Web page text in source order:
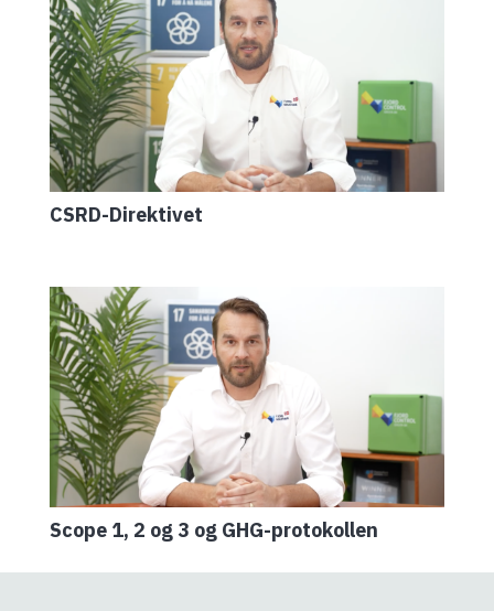
CSRD-Direktivet
Scope 1, 2 og 3 og GHG-protokollen